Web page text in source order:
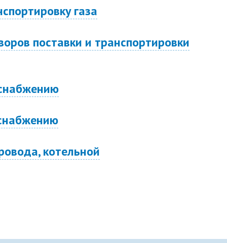
газа
поставки и транспортировки
котельной